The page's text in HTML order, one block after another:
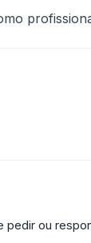
pedir ou